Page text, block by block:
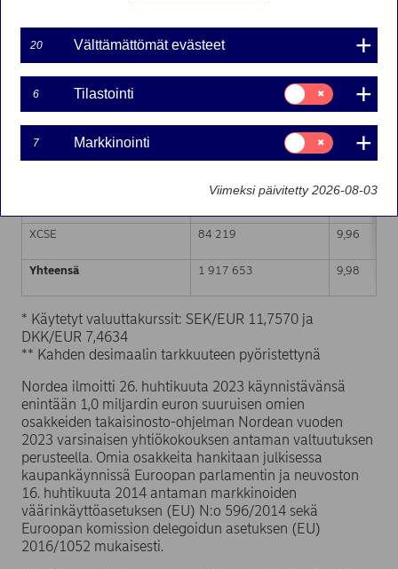
25.10.2023 hankkinut omia osakkeitaan (ISIN:
FI4000297767) omistukseensa seuraavasti:
Markkinapaikka (MIC-koodi) Osakkeiden lukumäärä
XHEL 405 126 9,97
CEUX 836 645 9,98
591 663 9,98
XCSE 84 219 9,96
Yhteensä 1 917 653 9,98
* Käytetyt valuuttakurssit: SEK/EUR 11,7570 ja
DKK/EUR 7,4634
** Kahden desimaalin tarkkuuteen pyöristettynä
Nordea ilmoitti 26. huhtikuuta 2023 käynnistävänsä
enintään 1,0 miljardin euron suuruisen omien
osakkeiden takaisinosto-ohjelman Nordean vuoden
2023 varsinaisen yhtiökokouksen antaman valtuutuksen
perusteella. Omia osakkeita hankitaan julkisessa
kaupankäynnissä Euroopan parlamentin ja neuvoston
16. huhtikuuta 2014 antaman markkinoiden
väärinkäyttöasetuksen (EU) N:o 596/2014 sekä
Euroopan komission delegoidun asetuksen (EU)
2016/1052 mukaisesti.
20 Välttämättömät evästeet
6 Tilastointi
Suostumusvalinta:
Tilastointi
7 Markkinointi
Suostumusvalinta:
Markkinointi
Viimeksi päivitetty 2026-08-03